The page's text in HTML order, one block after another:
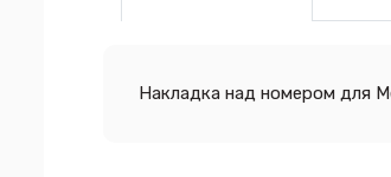
Накладка над номером для